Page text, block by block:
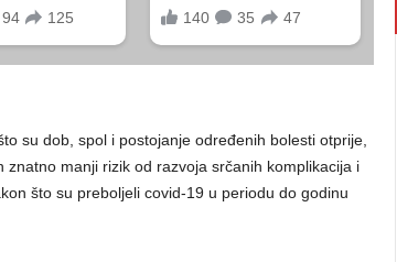
su dob, spol i postojanje određenih bolesti otprije,
manji rizik od razvoja srčanih komplikacija i
što su preboljeli covid-19 u periodu do godinu